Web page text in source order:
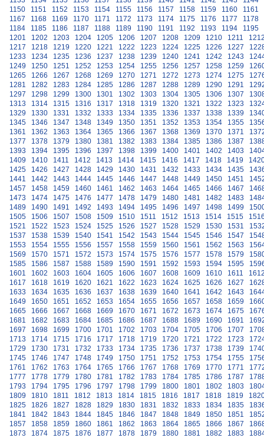
1150
1151 1152 1153 1154 1155 1156 1157 1158 1159 1160
1161
1167
1168 1169 1170 1171 1172 1173 1174 1175 1176 1177
1178
1184
1185 1186 1187 1188 1189 1190 1191 1192 1193 1194
1195
1201
1202 1203 1204 1205 1206 1207 1208 1209 1210 1211
1217
1218 1219 1220 1221 1222 1223 1224 1225 1226 1227
1233
1234 1235 1236 1237 1238 1239 1240 1241 1242 1243
1249
1250 1251 1252 1253 1254 1255 1256 1257 1258 1259
1265
1266 1267 1268 1269 1270 1271 1272 1273 1274 1275
1281
1282 1283 1284 1285 1286 1287 1288 1289 1290 1291
1297
1298 1299 1300 1301 1302 1303 1304 1305 1306 1307
1313
1314 1315 1316 1317 1318 1319 1320 1321 1322 1323
1329
1330 1331 1332 1333 1334 1335 1336 1337 1338 1339
1345
1346 1347 1348 1349 1350 1351 1352 1353 1354 1355
1361
1362 1363 1364 1365 1366 1367 1368 1369 1370 1371
1377
1378 1379 1380 1381 1382 1383 1384 1385 1386 1387
1393
1394 1395 1396 1397 1398 1399 1400 1401 1402 1403
1409
1410 1411 1412 1413 1414 1415 1416 1417 1418 1419
1425
1426 1427 1428 1429 1430 1431 1432 1433 1434 1435
1441
1442 1443 1444 1445 1446 1447 1448 1449 1450 1451
1457
1458 1459 1460 1461 1462 1463 1464 1465 1466 1467
1473
1474 1475 1476 1477 1478 1479 1480 1481 1482 1483
1489
1490 1491 1492 1493 1494 1495 1496 1497 1498 1499
1505
1506 1507 1508 1509 1510 1511 1512 1513 1514 1515
1521
1522 1523 1524 1525 1526 1527 1528 1529 1530 1531
1537
1538 1539 1540 1541 1542 1543 1544 1545 1546 1547
1553
1554 1555 1556 1557 1558 1559 1560 1561 1562 1563
1569
1570 1571 1572 1573 1574 1575 1576 1577 1578 1579
1585
1586 1587 1588 1589 1590 1591 1592 1593 1594 1595
1601
1602 1603 1604 1605 1606 1607 1608 1609 1610 1611
1617
1618 1619 1620 1621 1622 1623 1624 1625 1626 1627
1633
1634 1635 1636 1637 1638 1639 1640 1641 1642 1643
1649
1650 1651 1652 1653 1654 1655 1656 1657 1658 1659
1665
1666 1667 1668 1669 1670 1671 1672 1673 1674 1675
1681
1682 1683 1684 1685 1686 1687 1688 1689 1690 1691
1697
1698 1699 1700 1701 1702 1703 1704 1705 1706 1707
1713
1714 1715 1716 1717 1718 1719 1720 1721 1722 1723
1729
1730 1731 1732 1733 1734 1735 1736 1737 1738 1739
1745
1746 1747 1748 1749 1750 1751 1752 1753 1754 1755
1761
1762 1763 1764 1765 1766 1767 1768 1769 1770 1771
1777
1778 1779 1780 1781 1782 1783 1784 1785 1786 1787
1793
1794 1795 1796 1797 1798 1799 1800 1801 1802 1803
1809
1810 1811 1812 1813 1814 1815 1816 1817 1818 1819
1825
1826 1827 1828 1829 1830 1831 1832 1833 1834 1835
1841
1842 1843 1844 1845 1846 1847 1848 1849 1850 1851
1857
1858 1859 1860 1861 1862 1863 1864 1865 1866 1867
1873
1874 1875 1876 1877 1878 1879 1880 1881 1882 1883